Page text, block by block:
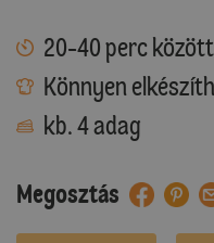
20-40 perc között
Könnyen
kb. 4 adag
Megosztás